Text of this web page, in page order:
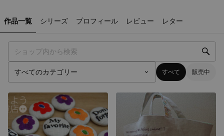
作品一覧 シリーズ プロフィール レビュー レター
すべて 販売中